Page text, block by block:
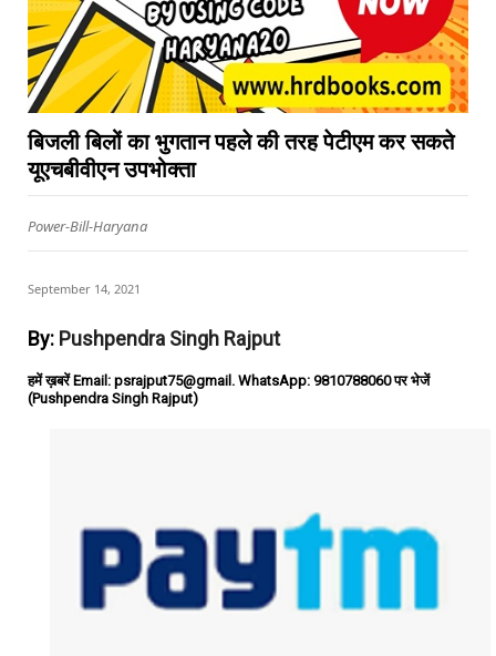
बिजली बिलों का भुगतान पहले की तरह पेटीएम कर सकते
यूएचबीवीएन उपभोक्ता
Power-Bill-Haryana
September 14, 2021
By: Pushpendra Singh Rajput
हमें ख़बरें Email: psrajput75@gmail. WhatsApp: 9810788060 पर भेजें
(Pushpendra Singh Rajput)